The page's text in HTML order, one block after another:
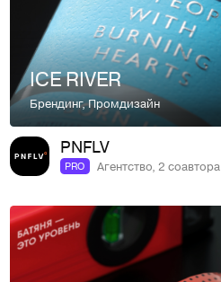
ICE RIVER
Брендинг,Промдизайн
PNFLV
PRO Агентство, 2 соавтора